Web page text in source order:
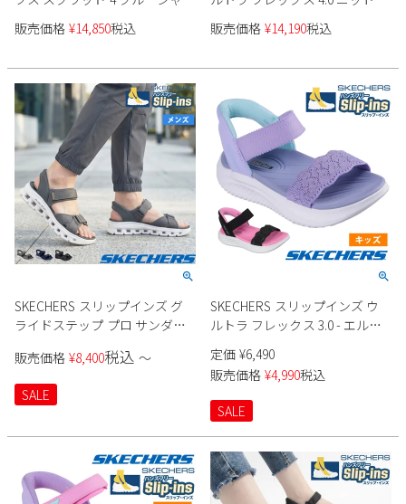
ステップ 防水 118416 メンズ
販売価格 ¥14,850税込
材 150801 レディース
販売価格 ¥14,190税込
SKECHERS スリップインズ グ
ライドステップ プロ サンダル
販売価格 ¥8,400税込 〜
SALE
SKECHERS スリップインズ ウ
ルトラ フレックス 3.0 - エルモ
サ ブリーズ 303029L キッズ
定価 ¥6,490
販売価格 ¥4,990税込
SALE